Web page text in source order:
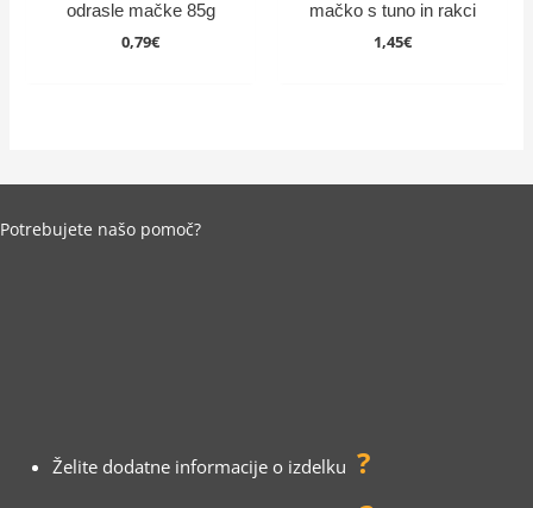
odrasle mačke 85g
0,79€
mačko s tuno in rakci
1,45€
Potrebujete našo pomoč?
Želite dodatne informacije o izdelku ?